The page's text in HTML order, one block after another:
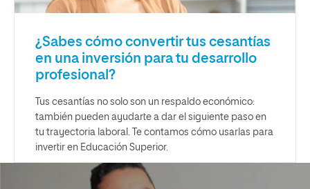
¿Sabes cómo convertir tus cesantías
en una inversión para tu desarrollo
profesional?
Tus cesantías no solo son un respaldo económico:
también pueden ayudarte a dar el siguiente paso en
tu trayectoria laboral. Te contamos cómo usarlas para
invertir en Educación Superior.